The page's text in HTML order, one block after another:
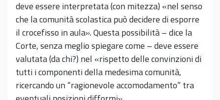
deve essere interpretata (con mitezza) «nel senso
che la comunità scolastica può decidere di esporre
il crocefisso in aula». Questa possibilità – dice la
Corte, senza meglio spiegare come – deve essere
valutata (da chi?) nel «rispetto delle convinzioni di
tutti i componenti della medesima comunità,
ricercando un “ragionevole accomodamento” tra